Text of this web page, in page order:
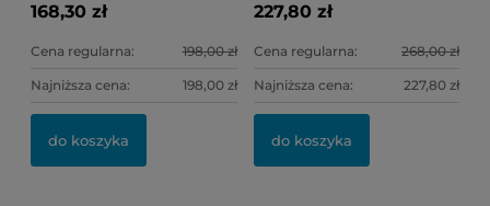
168,30 zł
Cena regularna: 198,00 zł
Najniższa cena: 198,00 zł
do koszyka
227,80 zł
Cena regularna: 268,00 zł
Najniższa cena: 227,80 zł
do koszyka